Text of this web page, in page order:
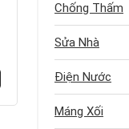
Chống Thấm
Sửa Nhà
Điện Nước
Máng Xối